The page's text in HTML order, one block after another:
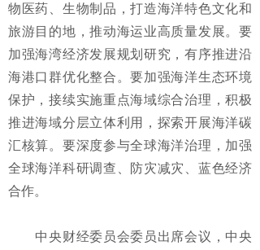
物医药、生物制品，打造海洋特色文化和
旅游目的地，推动海运业高质量发展。要
加强海湾经济发展规划研究，有序推进沿
海港口群优化整合。要加强海洋生态环境
保护，接续实施重点海域综合治理，积极
推进海域分层立体利用，探索开展海洋碳
汇核算。要深度参与全球海洋治理，加强
全球海洋科研调查、防灾减灾、蓝色经济
合作。
中央财经委员会委员出席会议，中央